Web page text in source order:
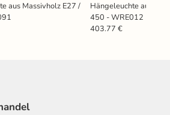
aus Massivholz E27 /
Hängeleuchte aus
450 - WRE012
403.77 €